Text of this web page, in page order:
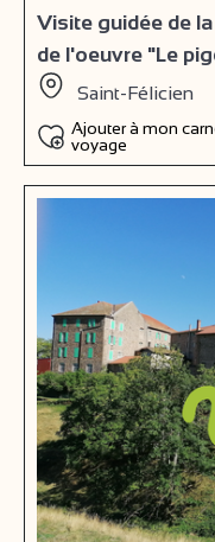
Visite guidée de
de l'oeuvre "Le
Saint-Félicien
Ajouter à mon
voyage